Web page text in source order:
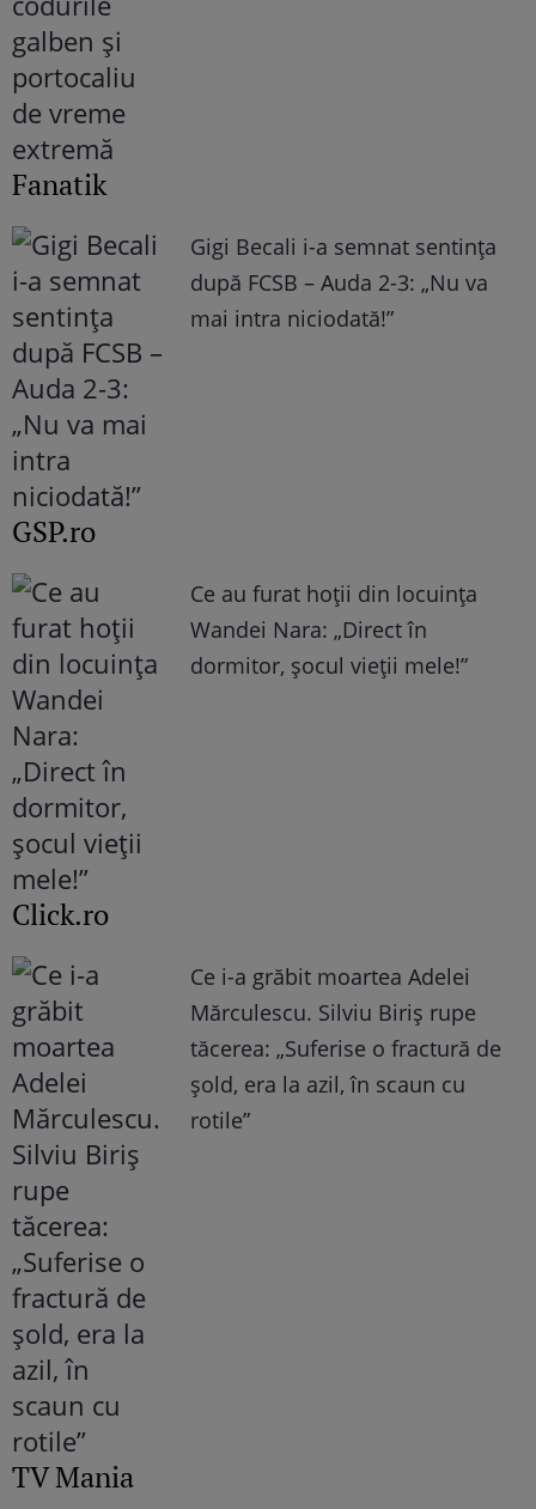
Fanatik
Gigi Becali i-a semnat sentința
după FCSB – Auda 2-3: „Nu va
mai intra niciodată!”
GSP.ro
Ce au furat hoții din locuința
Wandei Nara: „Direct în
dormitor, șocul vieții mele!”
Click.ro
Ce i-a grăbit moartea Adelei
Mărculescu. Silviu Biriș rupe
tăcerea: „Suferise o fractură de
șold, era la azil, în scaun cu
rotile”
TV Mania